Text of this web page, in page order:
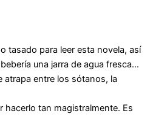
tasado para leer esta novela, así
una jarra de agua fresca…
atrapa entre los sótanos, la
hacerlo tan magistralmente. Es